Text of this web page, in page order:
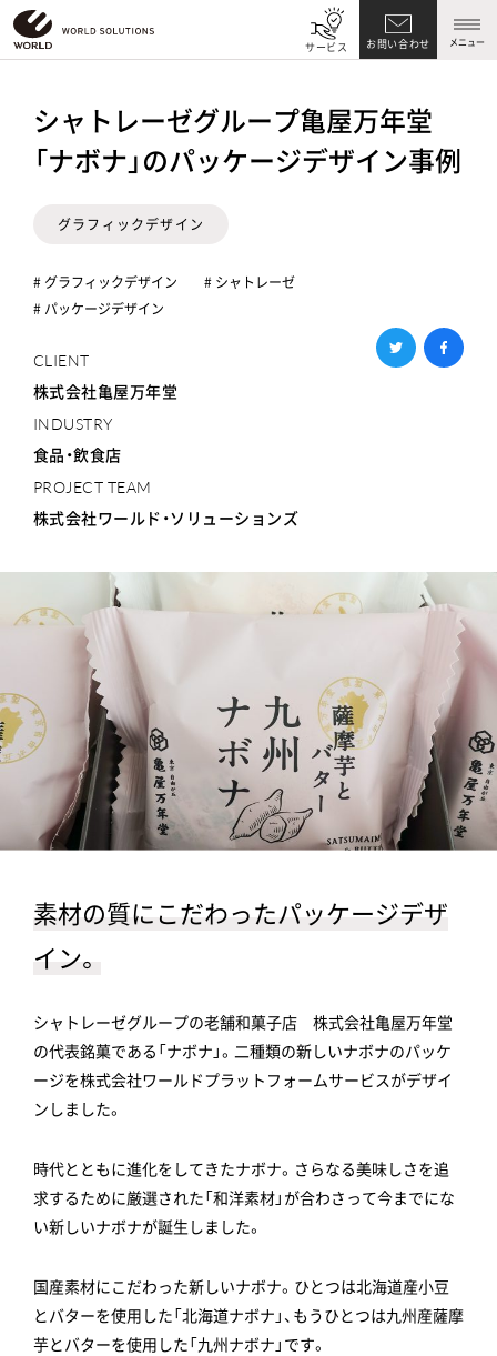
サービス お問い合わせ メニュー
シャトレーゼグループ亀屋万年堂
「ナボナ」のパッケージデザイン事例
グラフィックデザイン
# グラフィックデザイン
# シャトレーゼ
# パッケージデザイン
CLIENT
株式会社亀屋万年堂
INDUSTRY
食品・飲食店
PROJECT TEAM
株式会社ワールド・ソリューションズ
素材の質にこだわったパッケージデザ
イン。
シャトレーゼグループの老舗和菓子店 株式会社亀屋万年堂
の代表銘菓である「ナボナ」。二種類の新しいナボナのパッケ
ージを株式会社ワールドプラットフォームサービスがデザイ
ンしました。
時代とともに進化をしてきたナボナ。さらなる美味しさを追
求するために厳選された「和洋素材」が合わさって今までにな
い新しいナボナが誕生しました。
国産素材にこだわった新しいナボナ。ひとつは北海道産小豆
とバターを使用した「北海道ナボナ」、もうひとつは九州産薩摩
芋とバターを使用した「九州ナボナ」です。